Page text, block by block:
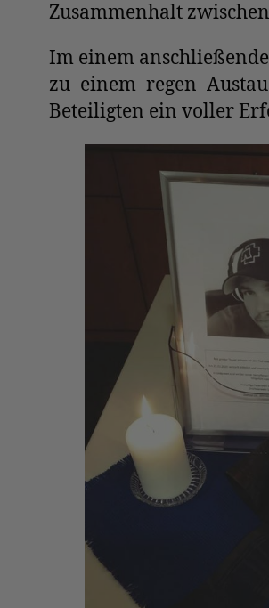
Zusammenhalt
Im einem
zu einem regen
Beteiligten ein voller